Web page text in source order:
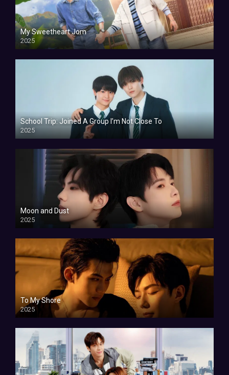
My Sweetheart Jom
2025
School Trip: Joined A Group I’m Not Close To
2025
Moon and Dust
2025
To My Shore
2025